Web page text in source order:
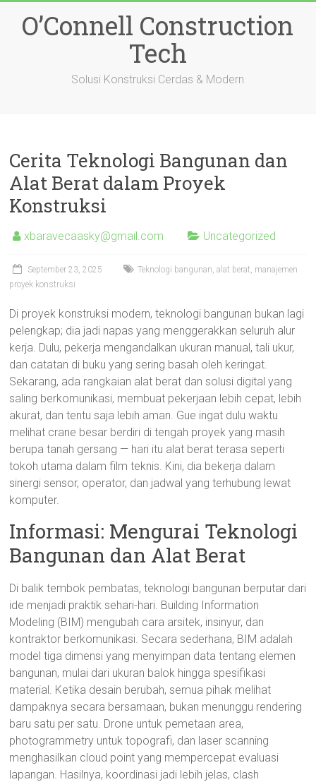
contentO’Connell Construction
Tech
Solusi Konstruksi Cerdas & Modern
Cerita Teknologi Bangunan dan
Alat Berat dalam Proyek
Konstruksi
xbaravecaasky@gmail.com Uncategorized
September 23, 2025
Teknologi bangunan, alat berat, manajemen
proyek konstruksi
Di proyek konstruksi modern, teknologi bangunan bukan lagi
pelengkap; dia jadi napas yang menggerakkan seluruh alur
kerja. Dulu, pekerja mengandalkan ukuran manual, tali ukur,
dan catatan di buku yang sering basah oleh keringat.
Sekarang, ada rangkaian alat berat dan solusi digital yang
saling berkomunikasi, membuat pekerjaan lebih cepat, lebih
akurat, dan tentu saja lebih aman. Gue ingat dulu waktu
melihat crane besar berdiri di tengah proyek yang masih
berupa tanah gersang — hari itu alat berat terasa seperti
tokoh utama dalam film teknis. Kini, dia bekerja dalam
sinergi sensor, operator, dan jadwal yang terhubung lewat
komputer.
Informasi: Mengurai Teknologi
Bangunan dan Alat Berat
Di balik tembok pembatas, teknologi bangunan berputar dari
ide menjadi praktik sehari-hari. Building Information
Modeling (BIM) mengubah cara arsitek, insinyur, dan
kontraktor berkomunikasi. Secara sederhana, BIM adalah
model tiga dimensi yang menyimpan data tentang elemen
bangunan, mulai dari ukuran balok hingga spesifikasi
material. Ketika desain berubah, semua pihak melihat
dampaknya secara bersamaan, bukan menunggu rendering
baru satu per satu. Drone untuk pemetaan area,
photogrammetry untuk topografi, dan laser scanning
menghasilkan cloud point yang mempercepat evaluasi
lapangan. Hasilnya, koordinasi jadi lebih jelas, clash